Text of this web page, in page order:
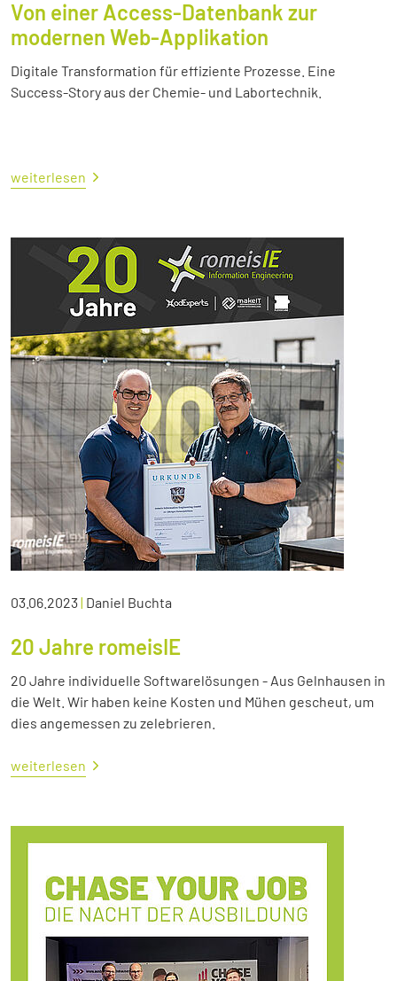
Von einer Access-Datenbank zur
modernen Web-Applikation
Digitale Transformation für effiziente Prozesse. Eine
Success-Story aus der Chemie- und Labortechnik.
weiterlesen
03.06.2023| Daniel Buchta
20 Jahre romeisIE
20 Jahre individuelle Softwarelösungen - Aus Gelnhausen in
die Welt. Wir haben keine Kosten und Mühen gescheut, um
dies angemessen zu zelebrieren.
weiterlesen